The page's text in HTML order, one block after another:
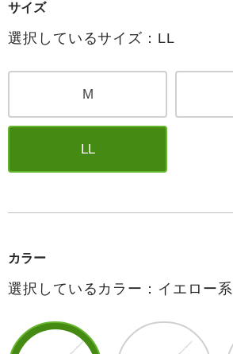
サイズ
選択しているサイズ：LL
M
LL
カラー
選択しているカラー：イエロー系